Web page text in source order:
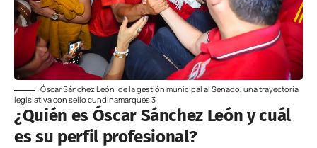
Óscar Sánchez León: de la gestión municipal al Senado, una trayectoria
legislativa con sello cundinamarqués 3
¿Quién es Óscar Sánchez León y cuál
es su perfil profesional?